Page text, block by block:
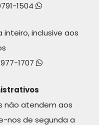
1504
inteiro, inclusive aos
1707
não atendem aos
nos de segunda a